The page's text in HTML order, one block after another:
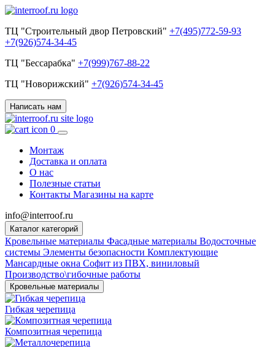
ТЦ "Строительный двор Петровский" +7(495)772-59-93
+7(926)574-34-45
ТЦ "Бессарабка" +7(999)767-88-22
ТЦ "Новорижский" +7(926)574-34-45
Написать нам
0
Монтаж
Доставка и оплата
О нас
Полезные статьи
Контакты Магазины на карте
info@interroof.ru
Каталог категорий
Кровельные материалы Фасадные материалы Водосточные
системы Элементы безопасности Комплектующие
Мансардные окна Софит из ПВХ, виниловый
Производство\гибочные работы
Кровельные материалы
Гибкая черепица
Композитная черепица